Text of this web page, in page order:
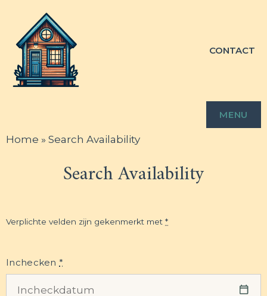
DRENTHE
CONTACT
MENU
Home » Search Availability
Search Availability
Verplichte velden zijn gekenmerkt met *
Inchecken*